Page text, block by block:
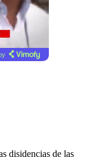
disidencias de las